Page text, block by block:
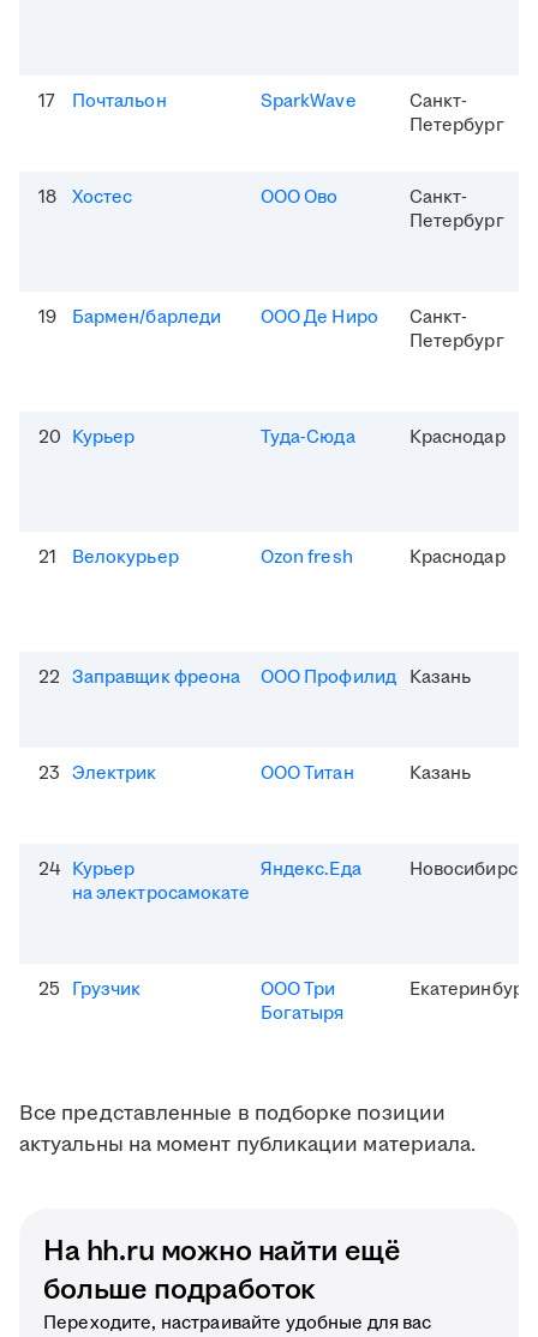
17 Почтальон SparkWave
Санкт-
Петербург
18 Хостес ООО Ово
Санкт-
Петербург
19 Бармен/барледи ООО Де Ниро
Санкт-
Петербург
20 Курьер Туда-Сюда Краснодар
21 Велокурьер Ozon fresh Краснодар
22 Заправщик фреона ООО Профилид Казань
23 Электрик ООО Титан Казань
24 Курьер
на электросамокате
Яндекс.Еда Новосибирск
25 Грузчик
ООО Три
Богатыря
Екатеринбург
Все представленные в подборке позиции
актуальны на момент публикации материала.
На hh.ru можно найти ещё
больше подработок
Переходите, настраивайте удобные для вас